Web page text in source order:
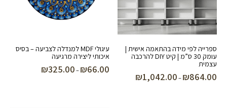
ספרייה לפי מידה בהתאמה אישית |
עומק 30 ס”מ | קיט DIY להרכבה
עצמית
₪864.00
–
₪1,042.00
עיגולי MDF למנדלה לצביעה – בסיס
איכותי ליצירה מרגיעה
₪66.00
–
₪325.00